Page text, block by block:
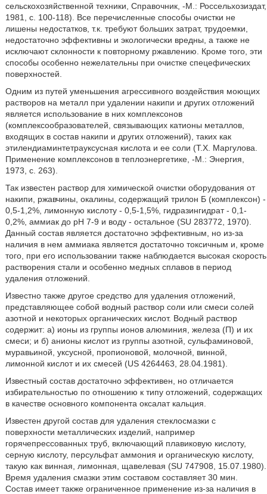
сельскохозяйственной техники, Справочник, -М.: Россельхозиздат,
1981, с. 100-118). Все перечисленные способы очистки не
лишены недостатков, т.к. требуют больших затрат, трудоемки,
недостаточно эффективны и экологически вредны, а также не
исключают склонности к повторному ржавлению. Кроме того, эти
способы особенно нежелательны при очистке спецефических
поверхностей.
Одним из путей уменьшения агрессивного воздействия моющих
растворов на металл при удалении накипи и других отложений
является использование в них комплексонов
(комплексообразователей, связывающих катионы металлов,
входящих в состав накипи и других отложений), таких как
этилендиаминтетрауксусная кислота и ее соли (Т.Х. Маргулова.
Применение комплексонов в теплоэнергетике, -М.: Энергия,
1973, с. 263).
Так известен раствор для химической очистки оборудования от
накипи, ржавчины, окалины, содержащий трилон Б (комплексон) -
0,5-1,2%, лимонную кислоту - 0,5-1,5%, гидразингидрат - 0,1-
0,2%, аммиак до рН 7-9 и воду - остальное (SU 283772, 1970).
Данный состав является достаточно эффективным, но из-за
наличия в нем аммиака является достаточно токсичным и, кроме
того, при его использовании также наблюдается высокая скорость
растворения стали и особенно медных сплавов в период
удаления отложений.
Известно также другое средство для удаления отложений,
представляющее собой водный раствор соли или смеси солей
азотной и некоторых органических кислот. Водный раствор
содержит: а) ионы из группы ионов алюминия, железа (П) и их
смеси; и б) анионы кислот из группы азотной, сульфаминовой,
муравьиной, уксусной, пропионовой, молочной, винной,
лимонной кислот и их смесей (US 4264463, 28.04.1981).
Известный состав достаточно эффективен, но отличается
избирательностью по отношению к типу отложений, содержащих
в качестве основного компонента оксалат кальция.
Известен другой состав для удаления стеклосмазки с
поверхности металлических изделий, например
горячепрессованных труб, включающий плавиковую кислоту,
серную кислоту, персульфат аммония и органическую кислоту,
такую как винная, лимонная, щавелевая (SU 747908, 15.07.1980).
Время удаления смазки этим составом составляет 30 мин.
Состав имеет также ограниченное применение из-за наличия в